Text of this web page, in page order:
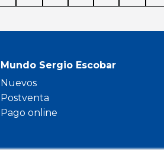
Mundo Sergio Escobar
Nuevos
Postventa
Pago online